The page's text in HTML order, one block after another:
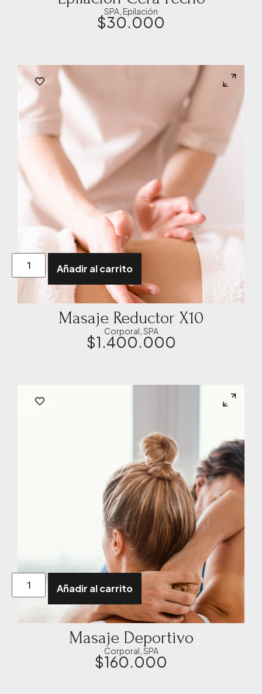
SPA Epilación
$30.000
Añadir al carrito
Masaje Reductor X10
Corporal SPA
$1.400.000
Añadir al carrito
Masaje Deportivo
Corporal SPA
$160.000